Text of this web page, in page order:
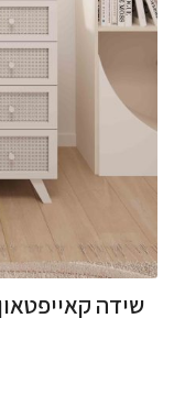
שידה